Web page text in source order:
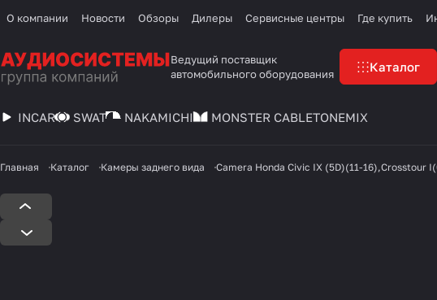
О компании Новости Обзоры Дилеры Сервисные центры Где купить
Ведущий поставщик
автомобильного оборудования
Каталог
INCAR SWAT NAKAMICHI MONSTER CABLETONEMIX
Главная Каталог Камеры заднего вида Camera Honda Civic IX (5D)(11-16),Crosstour